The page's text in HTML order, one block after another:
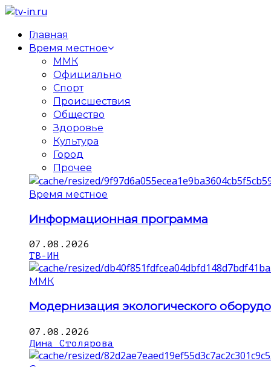
Главная
Время местное
ММК
Официально
Спорт
Происшествия
Общество
Здоровье
Культура
Город
Прочее
Время местное
Информационная программа
07.08.2026
ТВ-ИН
ММК
Модернизация экологического
07.08.2026
Дина Столярова